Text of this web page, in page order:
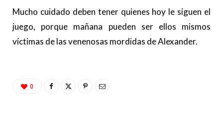
Mucho cuidado deben tener quienes hoy le siguen el
juego, porque mañana pueden ser ellos mismos
víctimas de las venenosas mordidas de Alexander.
0